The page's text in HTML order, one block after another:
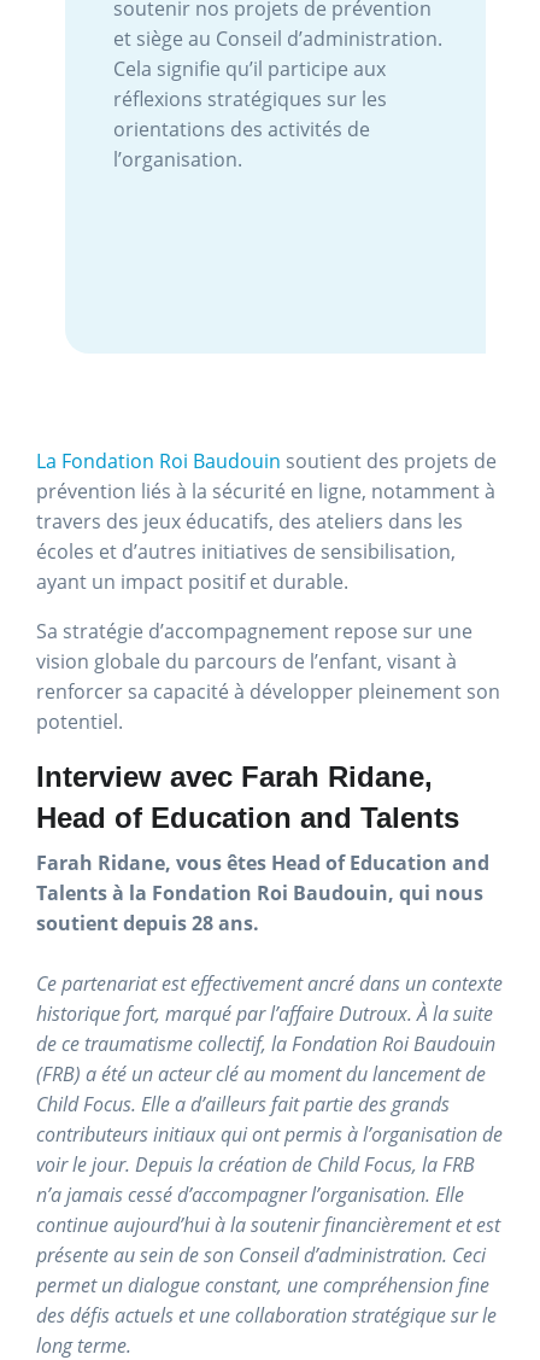
soutenir nos projets de prévention
et siège au Conseil d’administration.
Cela signifie qu’il participe aux
réflexions stratégiques sur les
orientations des activités de
l’organisation.
La Fondation Roi Baudouin soutient des projets de
prévention liés à la sécurité en ligne, notamment à
travers des jeux éducatifs, des ateliers dans les
écoles et d’autres initiatives de sensibilisation,
ayant un impact positif et durable.
Sa stratégie d’accompagnement repose sur une
vision globale du parcours de l’enfant, visant à
renforcer sa capacité à développer pleinement son
potentiel.
Interview avec Farah Ridane,
Head of Education and Talents
Farah Ridane, vous êtes Head of Education and
Talents à la Fondation Roi Baudouin, qui nous
soutient depuis 28 ans.
Ce partenariat est effectivement ancré dans un contexte
historique fort, marqué par l’affaire Dutroux. À la suite
de ce traumatisme collectif, la Fondation Roi Baudouin
(FRB) a été un acteur clé au moment du lancement de
Child Focus. Elle a d’ailleurs fait partie des grands
contributeurs initiaux qui ont permis à l’organisation de
voir le jour. Depuis la création de Child Focus, la FRB
n’a jamais cessé d’accompagner l’organisation. Elle
continue aujourd’hui à la soutenir financièrement et est
présente au sein de son Conseil d’administration. Ceci
permet un dialogue constant, une compréhension fine
des défis actuels et une collaboration stratégique sur le
long terme.